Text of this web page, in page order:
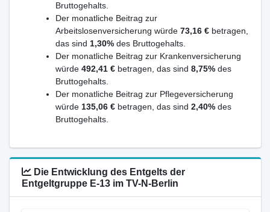
Bruttogehalts.
Der monatliche Beitrag zur
Arbeitslosenversicherung würde 73,16 € betragen,
das sind 1,30% des Bruttogehalts.
Der monatliche Beitrag zur Krankenversicherung
würde 492,41 € betragen, das sind 8,75% des
Bruttogehalts.
Der monatliche Beitrag zur Pflegeversicherung
würde 135,06 € betragen, das sind 2,40% des
Bruttogehalts.
Die Entwicklung des Entgelts der
Entgeltgruppe E-13 im TV-N-Berlin